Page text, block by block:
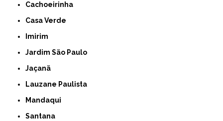
Cachoeirinha
Casa Verde
Imirim
Jardim São Paulo
Jaçanã
Lauzane Paulista
Mandaqui
Santana